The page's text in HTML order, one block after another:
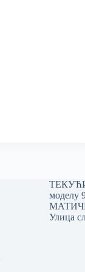
ТЕКУЋИ
моделу
Улица